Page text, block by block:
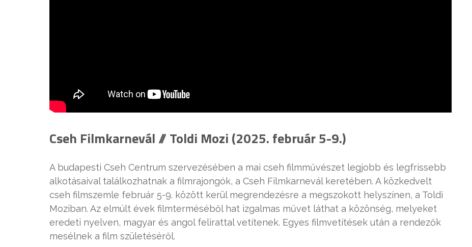
Cseh Filmkarnevál // Toldi Mozi (2025. február 5-9.)
A budapesti Cseh Centrum szervezésében a mai cseh filmművészet legjobb és legfrissebb
alkotásaival találkozhatnak a filmrajongók, a Cseh Filmkarnevál keretében. A közkedvelt
cseh filmszemle február 5-9. között kerül megrendezésre a megszokott helyszínen, a Toldi
Moziban. Az elmúlt évek filmterméséből hat izgalmas művet láthat a közönség, melyeket
eredeti nyelven, magyar és angol felirattal vetítenek. Egyes filmvetítések után a rendezők
mesélnek a film születéséről.